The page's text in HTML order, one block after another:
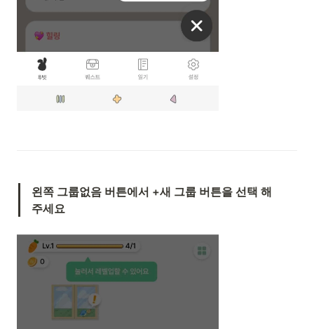
왼쪽 그룹없음 버튼에서 +새 그룹 버튼을 선택 해
주세요